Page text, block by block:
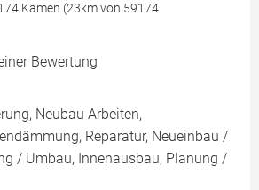
Kamen (23km von 59174
Bewertung
Neubau Arbeiten,
Reparatur, Neueinbau /
/ Umbau, Innenausbau, Planung /